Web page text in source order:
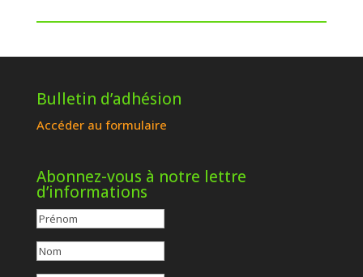
Bulletin d’adhésion
Accéder au formulaire
Abonnez-vous à notre lettre
d’informations